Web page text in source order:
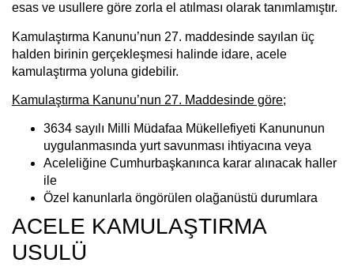
esas ve usullere göre zorla el atılması olarak tanımlamıştır.
Kamulaştırma Kanunu’nun 27. maddesinde sayılan üç
halden birinin gerçekleşmesi halinde idare, acele
kamulaştırma yoluna gidebilir.
Kamulaştırma Kanunu’nun 27. Maddesinde göre;
3634 sayılı Milli Müdafaa Mükellefiyeti Kanununun
uygulanmasında yurt savunması ihtiyacına veya
Aceleliğine Cumhurbaşkanınca karar alınacak haller
ile
Özel kanunlarla öngörülen olağanüstü durumlara
ACELE KAMULAŞTIRMA
USULÜ